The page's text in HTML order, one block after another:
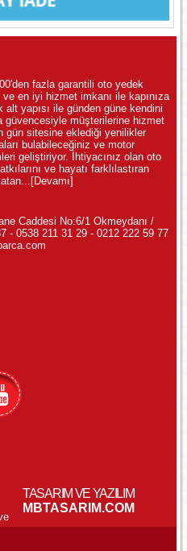
Destek!
fazla garantili oto yedek
en iyi hizmet imkanı ile kapınıza
yapısı ile günden güne kendini
güvencesiyle müşterilerine hizmet
gün sitesine eklediği yenilikler
bulabileceğiniz ve motor
geliştiriyor. İhtiyacınız olan oto
ve hayatı farklılastıran
[Devamı]
Caddesi No:6/1 Okmeydanı /
- 0538 211 31 29 - 0212 222 59 77
TASARIM VE YAZILIM
MBTASARIM.COM